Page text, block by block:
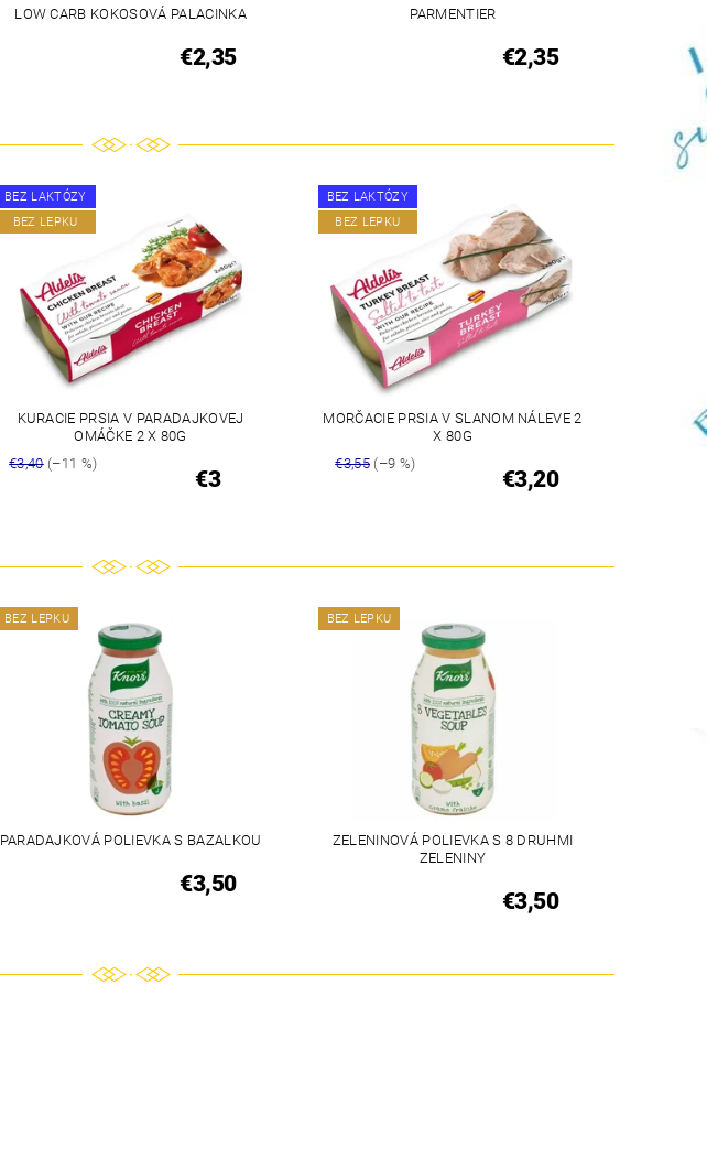
LOW CARB KOKOSOVÁ PALACINKA
€2,35
PARMENTIER
€2,35
BEZ LAKTÓZY
BEZ LEPKU
KURACIE PRSIA V PARADAJKOVEJ
OMÁČKE 2 X 80G
€3,40(–11 %)
€3
BEZ LAKTÓZY
BEZ LEPKU
MORČACIE PRSIA V SLANOM NÁLEVE 2
X 80G
€3,55 (–9 %)
€3,20
BEZ LEPKU
PARADAJKOVÁ POLIEVKA S BAZALKOU
€3,50
BEZ LEPKU
ZELENINOVÁ POLIEVKA S 8 DRUHMI
ZELENINY
€3,50